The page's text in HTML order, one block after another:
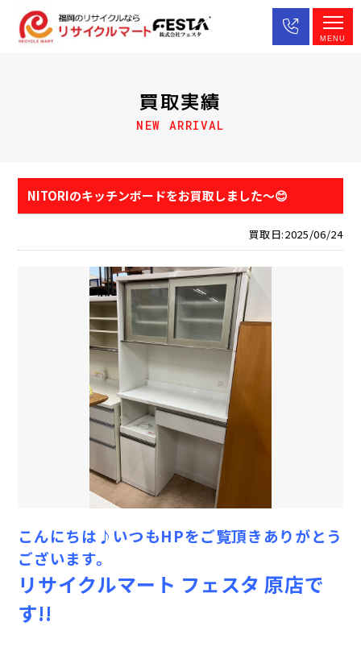
買取実績
NEW ARRIVAL
NITORIのキッチンボードをお買取しました～😊
買取日:2025/06/24
こんにちは♪いつもHPをご覧頂きありがとう
ございます。
リサイクルマート フェスタ 原店で
す!!
MENU